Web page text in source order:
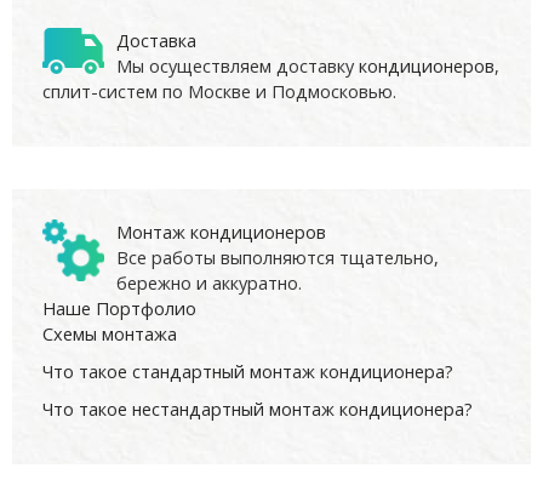
Доставка
Мы осуществляем доставку кондиционеров,
сплит-систем по Москве и Подмосковью.
Монтаж кондиционеров
Все работы выполняются тщательно,
бережно и аккуратно.
Наше Портфолио
Схемы монтажа
Что такое стандартный монтаж кондиционера?
Что такое нестандартный монтаж кондиционера?